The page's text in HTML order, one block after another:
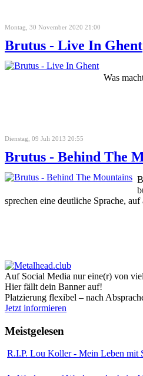
Montag, 30 November 2020 21:00
Brutus - Live In Ghent
Was
Dienstag, 09 Juli 2013 20:55
Brutus - Behind The
sprechen eine deutliche Sprache,
Auf Social Media nur eine(r) von
Hier fällt dein Banner auf!
Platzierung flexibel – nach
Jetzt informieren
Meistgelesen
R.I.P. Lou Koller - Mein Leben